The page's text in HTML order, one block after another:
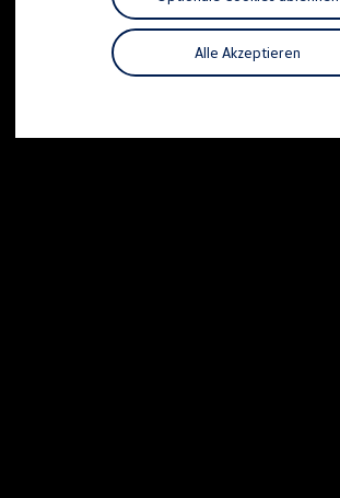
Alle Akzeptieren